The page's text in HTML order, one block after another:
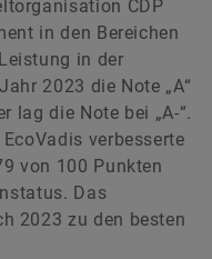
CDP
in den Bereichen
in der
2023 die Note „A“
lag die Note bei „A-“.
verbesserte
von 100 Punkten
Das
2023 zu den besten